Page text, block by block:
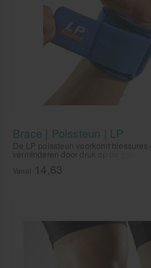
Brace | Polssteun | LP
De LP polssteun voorkomt
verminderen door druk op de
Vanaf 14,63